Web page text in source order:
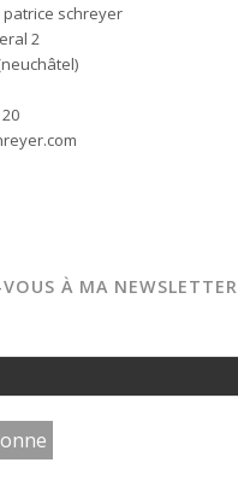
schreyer
2
À MA NEWSLETTER